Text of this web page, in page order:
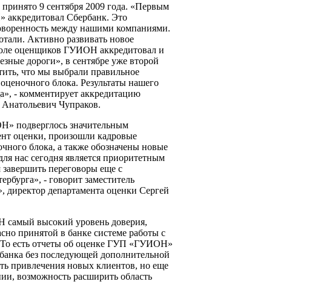
9 сентября 2009 года. «Первым
Сбербанк. Это
между нашими компаниями.
Активно развивать новое
оценщиков ГУИОН аккредитовал и
дороги», в сентябре уже второй
что мы выбрали правильное
блока. Результаты нашего
- комментирует аккредитацию
Чупраков.
подверглось значительным
оценки, произошли кадровые
блока, а также обозначены новые
нас сегодня является приоритетным
переговоры еще с
- говорит заместитель
департамента оценки Сергей
высокий уровень доверия,
принятой в банке системе работы с
То есть отчеты об оценке ГУП «ГУИОН»
без последующей дополнительной
привлечения новых клиентов, но еще
возможность расширить область